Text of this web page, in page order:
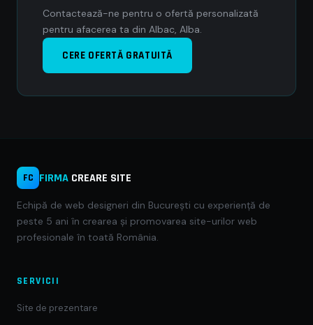
Contactează-ne pentru o ofertă personalizată
pentru afacerea ta din Albac, Alba.
CERE OFERTĂ GRATUITĂ
FC FIRMA CREARE SITE
Echipă de web designeri din București cu experiență de
peste 5 ani în crearea și promovarea site-urilor web
profesionale în toată România.
SERVICII
Site de prezentare